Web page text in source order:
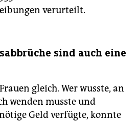
verurteilt.
sind auch eine
gleich. Wer wusste, an
wenden musste und
Geld verfügte, konnte